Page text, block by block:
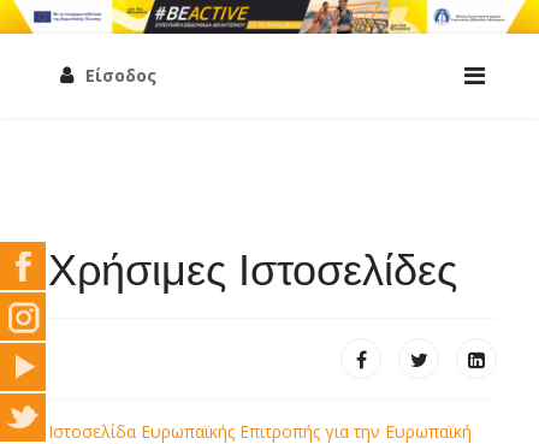
Είσοδος
Χρήσιμες Ιστοσελίδες
Ιστoσελίδα Ευρωπαϊκής Επιτροπής για την Ευρωπαϊκή